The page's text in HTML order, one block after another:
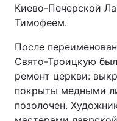
Киево-Печерской
Тимофеем.
После
Свято-Троицкую
ремонт церкви:
покрыты медными
позолочен.